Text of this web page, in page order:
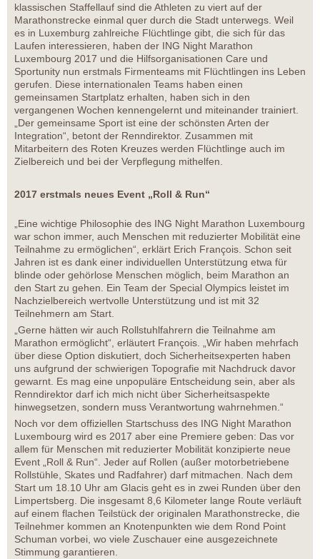
klassischen Staffellauf sind die Athleten zu viert auf der
Marathonstrecke einmal quer durch die Stadt unterwegs. Weil
es in Luxemburg zahlreiche Flüchtlinge gibt, die sich für das
Laufen interessieren, haben der ING Night Marathon
Luxembourg 2017 und die Hilfsorganisationen Care und
Sportunity nun erstmals Firmenteams mit Flüchtlingen ins Leben
gerufen. Diese internationalen Teams haben einen
gemeinsamen Startplatz erhalten, haben sich in den
vergangenen Wochen kennengelernt und miteinander trainiert.
„Der gemeinsame Sport ist eine der schönsten Arten der
Integration“, betont der Renndirektor. Zusammen mit
Mitarbeitern des Roten Kreuzes werden Flüchtlinge auch im
Zielbereich und bei der Verpflegung mithelfen.
2017 erstmals neues Event „Roll & Run“
„Eine wichtige Philosophie des ING Night Marathon Luxembourg
war schon immer, auch Menschen mit reduzierter Mobilität eine
Teilnahme zu ermöglichen“, erklärt Erich François. Schon seit
Jahren ist es dank einer individuellen Unterstützung etwa für
blinde oder gehörlose Menschen möglich, beim Marathon an
den Start zu gehen. Ein Team der Special Olympics leistet im
Nachzielbereich wertvolle Unterstützung und ist mit 32
Teilnehmern am Start.
„Gerne hätten wir auch Rollstuhlfahrern die Teilnahme am
Marathon ermöglicht“, erläutert François. „Wir haben mehrfach
über diese Option diskutiert, doch Sicherheitsexperten haben
uns aufgrund der schwierigen Topografie mit Nachdruck davor
gewarnt. Es mag eine unpopuläre Entscheidung sein, aber als
Renndirektor darf ich mich nicht über Sicherheitsaspekte
hinwegsetzen, sondern muss Verantwortung wahrnehmen.“
Noch vor dem offiziellen Startschuss des ING Night Marathon
Luxembourg wird es 2017 aber eine Premiere geben: Das vor
allem für Menschen mit reduzierter Mobilität konzipierte neue
Event „Roll & Run“. Jeder auf Rollen (außer motorbetriebene
Rollstühle, Skates und Radfahrer) darf mitmachen. Nach dem
Start um 18.10 Uhr am Glacis geht es in zwei Runden über den
Limpertsberg. Die insgesamt 8,6 Kilometer lange Route verläuft
auf einem flachen Teilstück der originalen Marathonstrecke, die
Teilnehmer kommen an Knotenpunkten wie dem Rond Point
Schuman vorbei, wo viele Zuschauer eine ausgezeichnete
Stimmung garantieren.